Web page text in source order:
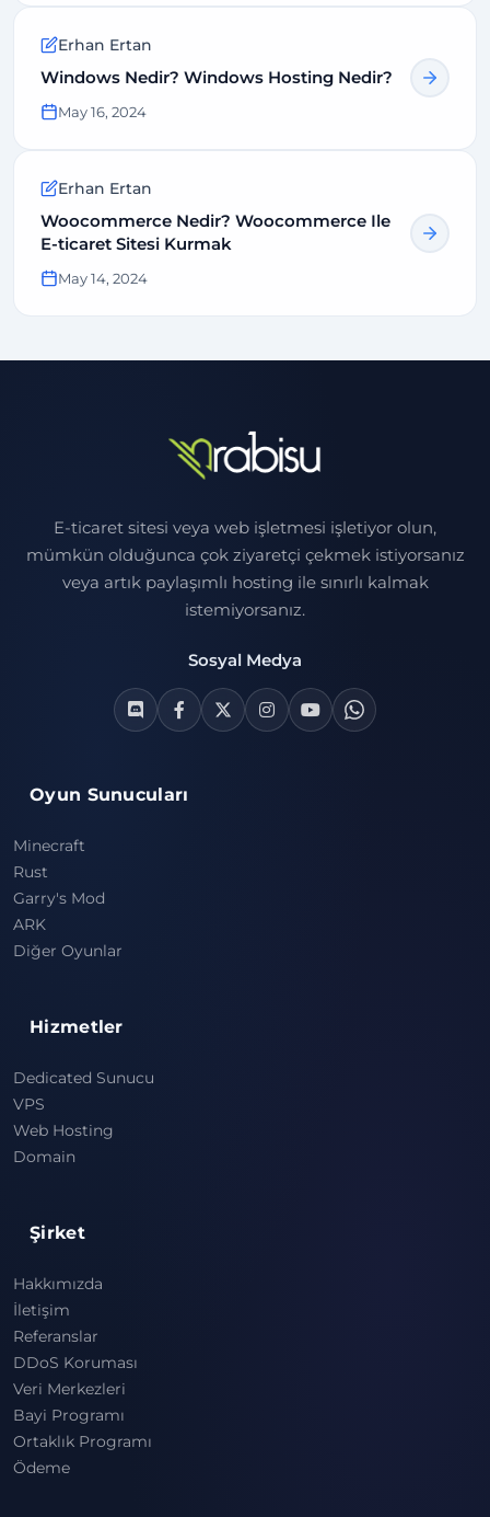
Erhan Ertan
Windows Nedir? Windows Hosting Nedir?
May 16, 2024
Erhan Ertan
Woocommerce Nedir? Woocommerce Ile
E-ticaret Sitesi Kurmak
May 14, 2024
E-ticaret sitesi veya web işletmesi işletiyor olun,
mümkün olduğunca çok ziyaretçi çekmek istiyorsanız
veya artık paylaşımlı hosting ile sınırlı kalmak
istemiyorsanız.
Sosyal Medya
Oyun Sunucuları
Minecraft
Rust
Garry's Mod
ARK
Diğer Oyunlar
Hizmetler
Dedicated Sunucu
VPS
Web Hosting
Domain
Şirket
Hakkımızda
İletişim
Referanslar
DDoS Koruması
Veri Merkezleri
Bayi Programı
Ortaklık Programı
Ödeme